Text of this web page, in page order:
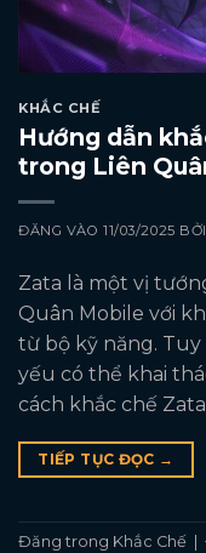
KHẮC CHẾ
Hướng dẫn
trong Liên
ĐĂNG VÀO11/03/2025 BỞI
Zata là một vị
Quân Mobile với
từ bộ kỹ năng.
yếu có thể khai
cách khắc chế
TIẾP TỤC ĐỌC →
Đăng trong Khắc Chế